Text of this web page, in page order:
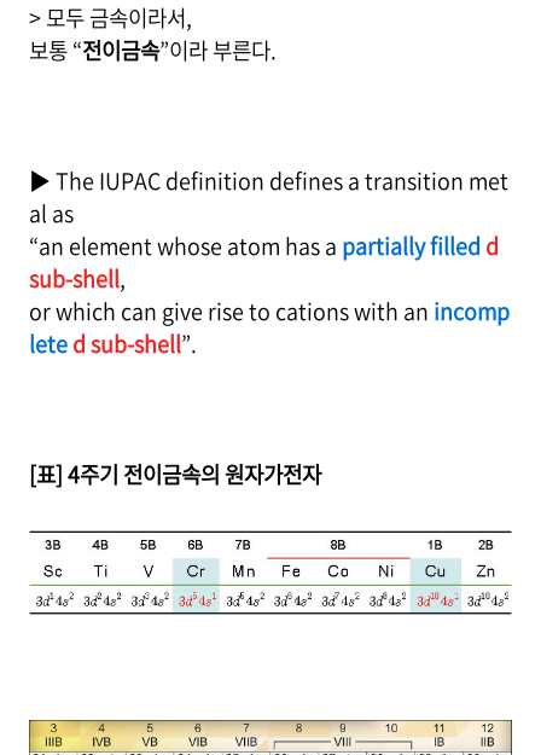
> 모두 금속이라서,
보통 “전이금속”이라 부른다.
▶ The IUPAC definition defines a transition met
al as
“an element whose atom has a partially filled d
sub-shell,
or which can give rise to cations with an incomp
leted sub-shell”.
[표] 4주기 전이금속의 원자가전자